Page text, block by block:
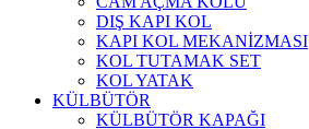
DIŞ KAPI KOL
KAPI KOL MEKANİZMASI
KOL TUTAMAK SET
KOL YATAK
KÜLBÜTÖR
KÜLBÜTÖR KAPAĞI